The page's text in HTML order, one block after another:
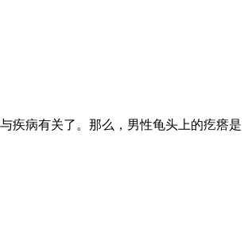
疾病有关了。那么，男性龟头上的疙瘩是